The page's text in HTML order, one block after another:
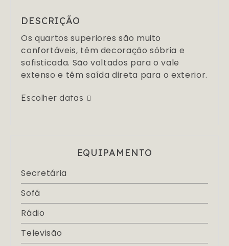
DESCRIÇÃO
Os quartos superiores são muito
confortáveis, têm decoração sóbria e
sofisticada. São voltados para o vale
extenso e têm saída direta para o exterior.
Escolher datas
EQUIPAMENTO
Secretária
Sofá
Rádio
Televisão